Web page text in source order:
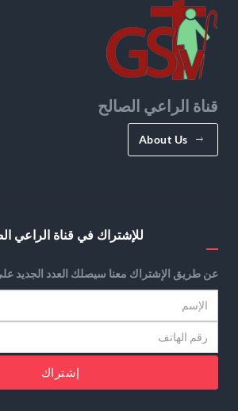
قناة الراعي الصالح
About Us
للإشتراك في قناة الراعي
عن طريق الإشتراك معنا سيصلك العدد الجديد
إشتراك